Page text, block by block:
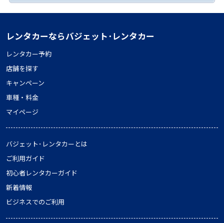
レンタカーならバジェット･レンタカー
レンタカー予約
店舗を探す
キャンペーン
車種・料金
マイページ
バジェット･レンタカーとは
ご利用ガイド
初心者レンタカーガイド
新着情報
ビジネスでのご利用